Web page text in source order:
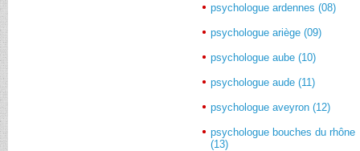
psychologue ardennes (08)
psychologue ariège (09)
psychologue aube (10)
psychologue aude (11)
psychologue aveyron (12)
psychologue bouches du rhône
(13)